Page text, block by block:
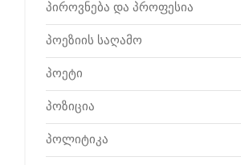
პიროვნება და პროფესია
პოეზიის საღამო
პოეტი
პოზიცია
პოლიტიკა